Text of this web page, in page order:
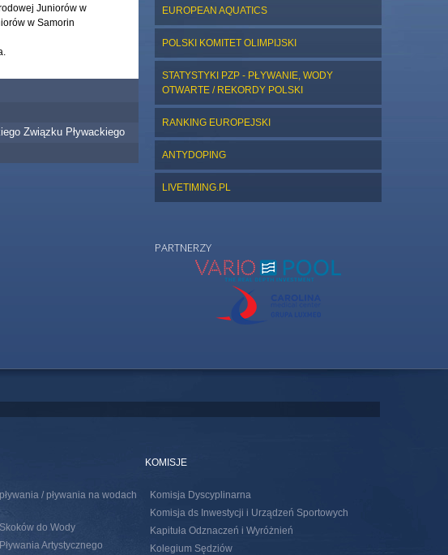
Juniorów w
w Samorin
Związku Pływackiego
EUROPEAN AQUATICS
POLSKI KOMITET OLIMPIJSKI
STATYSTYKI PZP - PŁYWANIE, WODY
OTWARTE / REKORDY POLSKI
RANKING EUROPEJSKI
ANTYDOPING
LIVETIMING.PL
PARTNERZY
/ pływania na wodach
do Wody
Artystycznego
KOMISJE
Komisja Dyscyplinarna
Komisja ds Inwestycji i Urządzeń Sportowych
Kapituła Odznaczeń i Wyróżnień
Kolegium Sędziów